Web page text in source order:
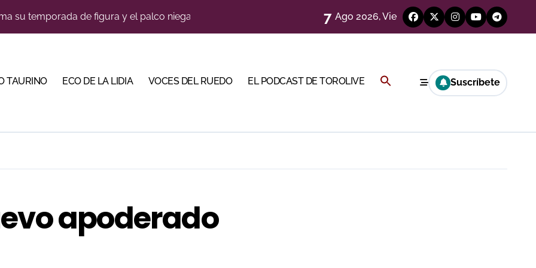
sobresale en una noche gris en Las Ventas
Martín para su regreso a Huesca trece años después (Imágenes)
en una feria que vuelve a mirar al futuro
por los jóvenes con entradas desde un euro
7 Ago 2026, Vie
TAURINO ECO DE LA LIDIA VOCES DEL RUEDO EL PODCAST DE TOROLIVE Buscar: Suscríbete
apoderado